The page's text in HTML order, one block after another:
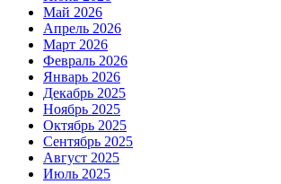
Май 2026
Апрель 2026
Март 2026
Февраль 2026
Январь 2026
Декабрь 2025
Ноябрь 2025
Октябрь 2025
Сентябрь 2025
Август 2025
Июль 2025